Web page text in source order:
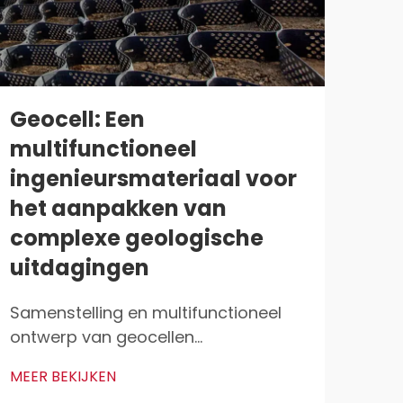
Geocell: Een
multifunctioneel
ingenieursmateriaal voor
het aanpakken van
complexe geologische
uitdagingen
Samenstelling en multifunctioneel
ontwerp van geocellen
in cellulaire confinementsystemen
MEER BEKIJKEN